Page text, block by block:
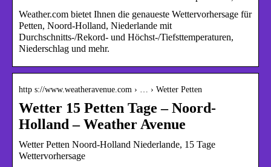
Weather.com bietet Ihnen die genaueste Wettervorhersage für
Petten, Noord-Holland, Niederlande mit
Durchschnitts-/Rekord- und Höchst-/Tiefsttemperaturen,
Niederschlag und mehr.
http s://www.weatheravenue.com › … › Wetter Petten
Wetter 15 Petten Tage – Noord-
Holland – Weather Avenue
Wetter Petten Noord-Holland Niederlande, 15 Tage
Wettervorhersage